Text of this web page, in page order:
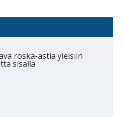
roska-astia yleisiin
sisällä